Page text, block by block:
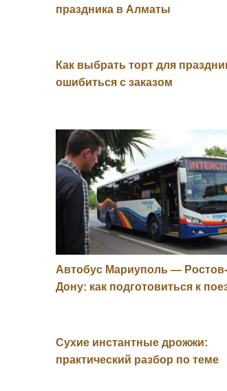
праздника в Алматы
Как выбрать торт для
ошибиться с заказом
Автобус Мариуполь —
Дону: как подготовиться к
Сухие инстантные дрожжи:
практический разбор по теме